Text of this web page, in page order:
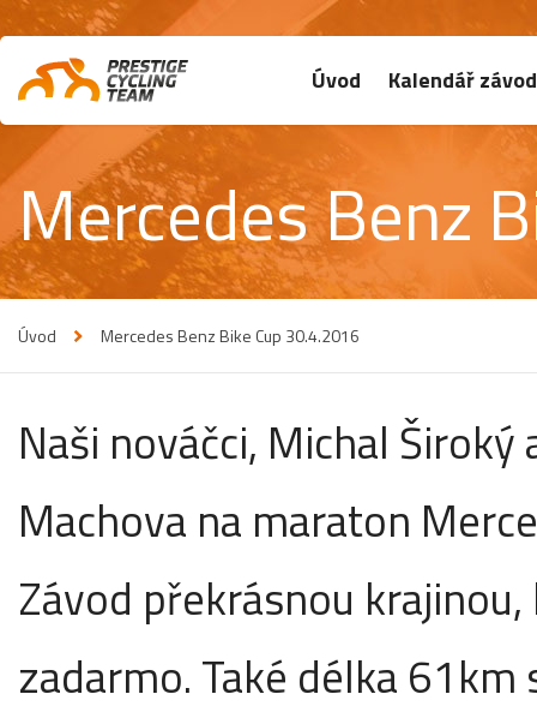
Úvod Kalendář
Mercedes Benz
Úvod Mercedes Benz Bike Cup 30.4.2016
Naši nováčci, Michal
Machova na maraton
Závod překrásnou
zadarmo. Také délka